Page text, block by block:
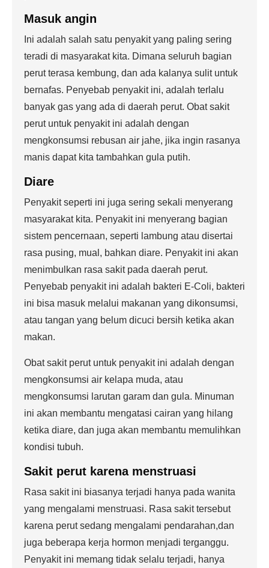
Masuk angin
Ini adalah salah satu penyakit yang paling sering
teradi di masyarakat kita. Dimana seluruh bagian
perut terasa kembung, dan ada kalanya sulit untuk
bernafas. Penyebab penyakit ini, adalah terlalu
banyak gas yang ada di daerah perut. Obat sakit
perut untuk penyakit ini adalah dengan
mengkonsumsi rebusan air jahe, jika ingin rasanya
manis dapat kita tambahkan gula putih.
Diare
Penyakit seperti ini juga sering sekali menyerang
masyarakat kita. Penyakit ini menyerang bagian
sistem pencernaan, seperti lambung atau disertai
rasa pusing, mual, bahkan diare. Penyakit ini akan
menimbulkan rasa sakit pada daerah perut.
Penyebab penyakit ini adalah bakteri E-Coli, bakteri
ini bisa masuk melalui makanan yang dikonsumsi,
atau tangan yang belum dicuci bersih ketika akan
makan.
Obat sakit perut untuk penyakit ini adalah dengan
mengkonsumsi air kelapa muda, atau
mengkonsumsi larutan garam dan gula. Minuman
ini akan membantu mengatasi cairan yang hilang
ketika diare, dan juga akan membantu memulihkan
kondisi tubuh.
Sakit perut karena menstruasi
Rasa sakit ini biasanya terjadi hanya pada wanita
yang mengalami menstruasi. Rasa sakit tersebut
karena perut sedang mengalami pendarahan,dan
juga beberapa kerja hormon menjadi terganggu.
Penyakit ini memang tidak selalu terjadi, hanya